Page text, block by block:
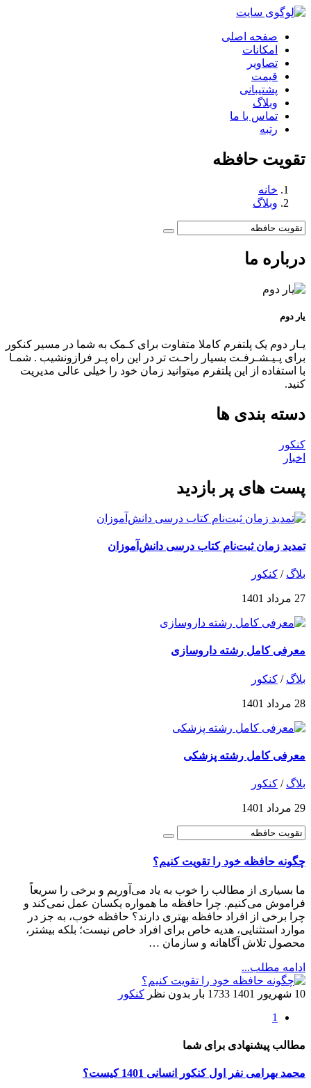
صفحه اصلی
امکانات
تصاویر
قیمت
پشتیبانی
وبلاگ
تماس با ما
رتبه
تقویت حافظه
خانه
وبلاگ
درباره ما
یار دوم
یـار دوم یک پلتفرم کاملا متفاوت برای کـمک به شما در مسیر کنکور
برای پـیـشـرفـت بسیار راحـت تر در این راه پـر فرازونشیب . شمـا
با استفاده از این پلتفرم میتوانید زمان خود را خیلی عالی مدیریت
کنید.
دسته بندی ها
کنکور
اخبار
پست های پر بازدید
تمدید زمان ثبت‌نام کتاب درسی دانش‌آموزان
بلاگ / کنکور
27 مرداد 1401
معرفی کامل رشته داروسازی
بلاگ / کنکور
28 مرداد 1401
معرفی کامل رشته پزشکی
بلاگ / کنکور
29 مرداد 1401
چگونه حافظه خود را تقویت کنیم؟
ما بسیاری از مطالب را خوب به یاد می‌آ‌وریم و برخی را سریعاً
فراموش می‌کنیم. چرا حافظه ما همواره یکسان عمل نمی‌کند و
چرا برخی از افراد حافظه بهتری دارند؟ حافظه خوب، به جز در
موارد استثنایی، هدیه خاص برای افراد خاص نیست؛ بلکه بیشتر،
محصول تلاش آگاهانه و سازمان …
ادامه مطلب...
10 شهریور 1401 1733 بار بدون نظر کنکور
1
مطالب پیشنهادی برای شما
محمد بهرامی نفر اول کنکور انسانی 1401 کیست؟